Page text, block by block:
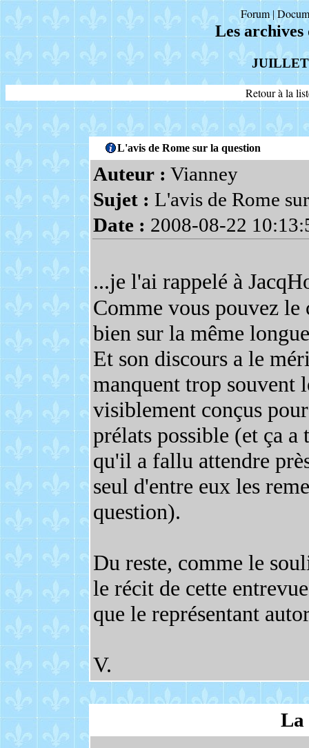
Forum|
Les
JUILLET
Retour à la
L'avis de Rome sur la question
Auteur : Vianney
Sujet : L'avis de Rome
Date : 2008-08-22
...je l'ai rappelé à
Comme vous pouvez le
bien sur la même
Et son discours a le
manquent trop souvent
visiblement conçus
prélats possible (et ça
qu'il a fallu attendre
seul d'entre eux les
question).
Du reste, comme le
le récit de cette
que le représentant
V.
La